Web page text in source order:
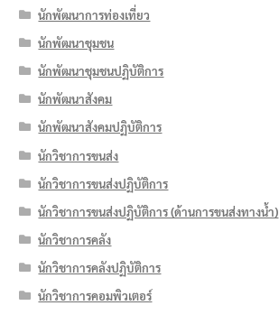
นักพัฒนาการท่องเที่ยว
นักพัฒนาชุมชน
นักพัฒนาชุมชนปฏิบัติการ
นักพัฒนาสังคม
นักพัฒนาสังคมปฏิบัติการ
นักวิชาการขนส่ง
นักวิชาการขนส่งปฏิบัติการ
นักวิชาการขนส่งปฏิบัติการ (ด้านการขนส่งทางน้ำ)
นักวิชาการคลัง
นักวิชาการคลังปฏิบัติการ
นักวิชาการคอมพิวเตอร์